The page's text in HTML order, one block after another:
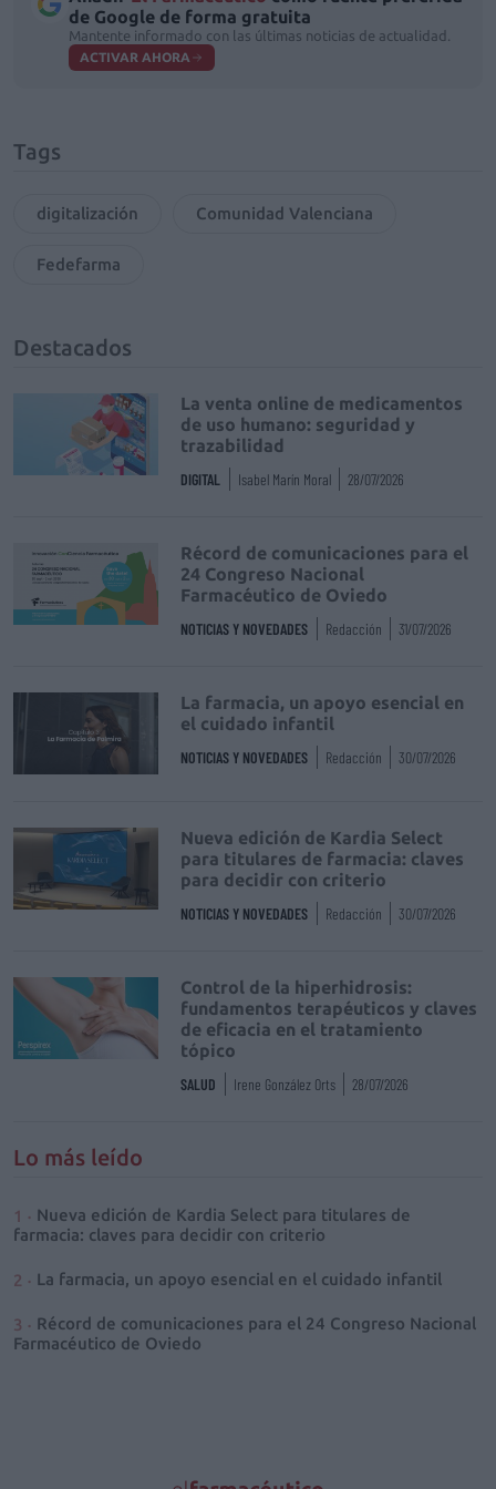
de Google de forma gratuita
Mantente informado con las últimas noticias de actualidad.
ACTIVAR AHORA
Tags
digitalización Comunidad Valenciana
Fedefarma
Destacados
La venta online de medicamentos
de uso humano: seguridad y
trazabilidad
DIGITAL Isabel Marín Moral 28/07/2026
Récord de comunicaciones para el
24 Congreso Nacional
Farmacéutico de Oviedo
NOTICIAS Y NOVEDADES Redacción 31/07/2026
La farmacia, un apoyo esencial en
el cuidado infantil
NOTICIAS Y NOVEDADES Redacción 30/07/2026
Nueva edición de Kardia Select
para titulares de farmacia: claves
para decidir con criterio
NOTICIAS Y NOVEDADES Redacción 30/07/2026
Control de la hiperhidrosis:
fundamentos terapéuticos y claves
de eficacia en el tratamiento
tópico
SALUD Irene González Orts 28/07/2026
Lo más leído
Nueva edición de Kardia Select para titulares de
farmacia: claves para decidir con criterio
La farmacia, un apoyo esencial en el cuidado infantil
Récord de comunicaciones para el 24 Congreso Nacional
Farmacéutico de Oviedo